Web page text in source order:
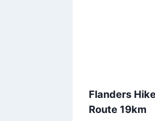
Flanders
Route 19km